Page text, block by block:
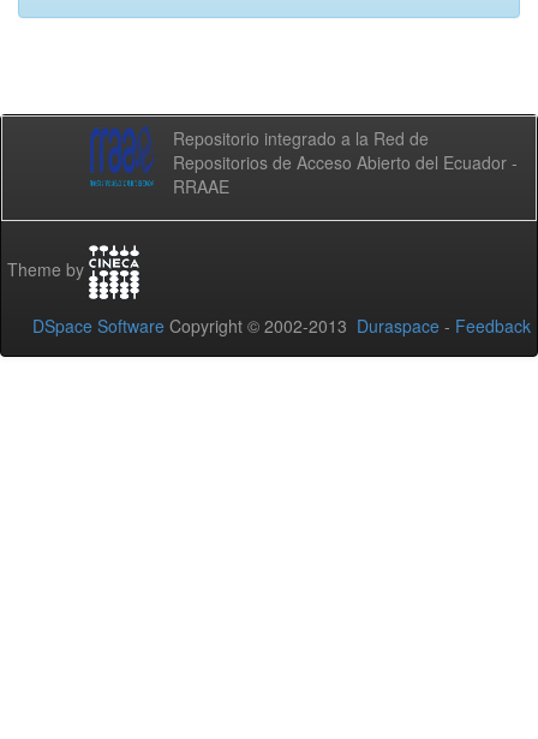
Repositorio integrado a la Red de
Repositorios de Acceso Abierto del Ecuador -
RRAAE
Theme by
DSpace Software Copyright © 2002-2013 Duraspace - Feedback